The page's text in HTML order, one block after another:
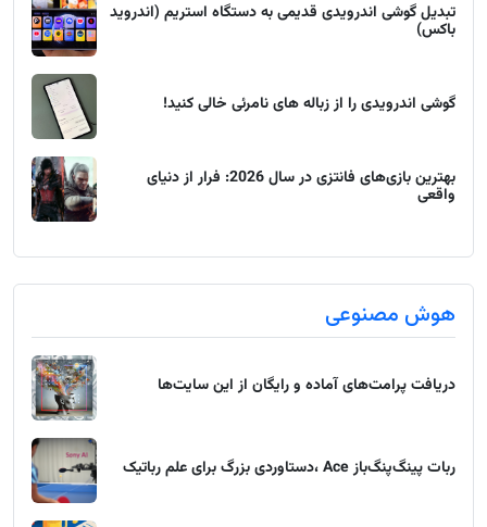
تبدیل گوشی اندرویدی قدیمی به دستگاه استریم (اندروید
باکس)
گوشی اندرویدی را از زباله های نامرئی خالی کنید!
بهترین بازی‌های فانتزی در سال 2026: فرار از دنیای
واقعی
هوش مصنوعی
دریافت پرامت‌های آماده و رایگان از این سایت‌ها
ربات پینگ‌پنگ‌باز Ace ،دستاوردی بزرگ برای علم رباتیک